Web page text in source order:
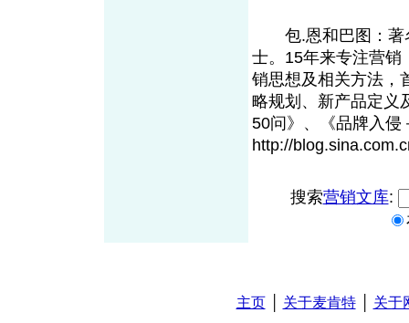
包.恩和巴图：著
士。15年来专注营销
销思想及相关方法，
略规划、新产品定义
50问》、《品牌入侵
http://
搜索营销文库:
主页│ 关于麦肯特│ 关于